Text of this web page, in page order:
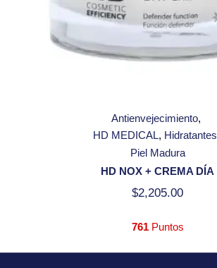
Antienvejecimiento
HD MEDICAL Hidratantes
Piel Madura
HD NOX + CREMA DÍA
$2,205.00
761Puntos